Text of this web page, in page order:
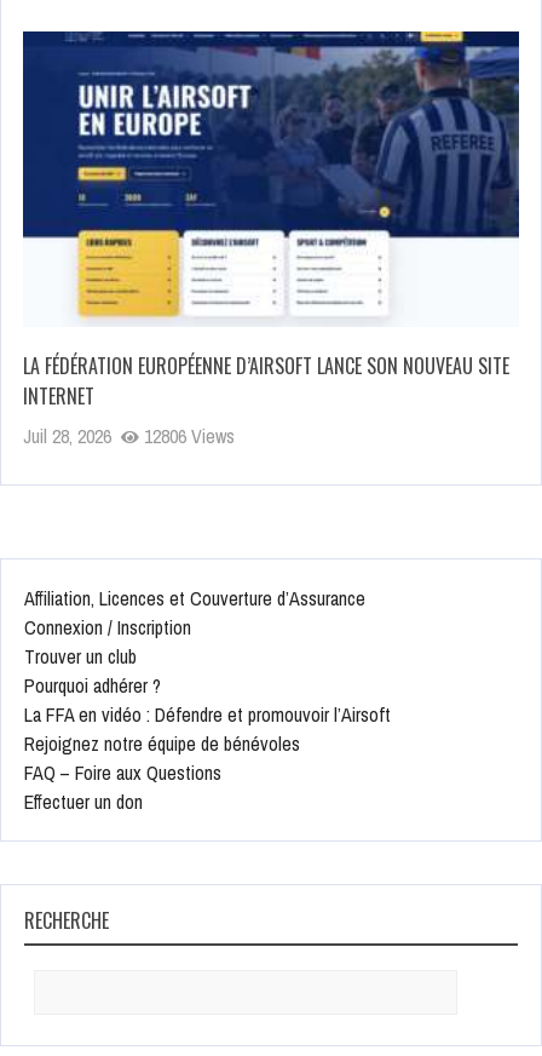
LA FÉDÉRATION EUROPÉENNE D’AIRSOFT LANCE SON NOUVEAU SITE
INTERNET
Juil 28, 2026 12806 Views
Affiliation, Licences et Couverture d’Assurance
Connexion / Inscription
Trouver un club
Pourquoi adhérer ?
La FFA en vidéo : Défendre et promouvoir l’Airsoft
Rejoignez notre équipe de bénévoles
FAQ – Foire aux Questions
Effectuer un don
RECHERCHE